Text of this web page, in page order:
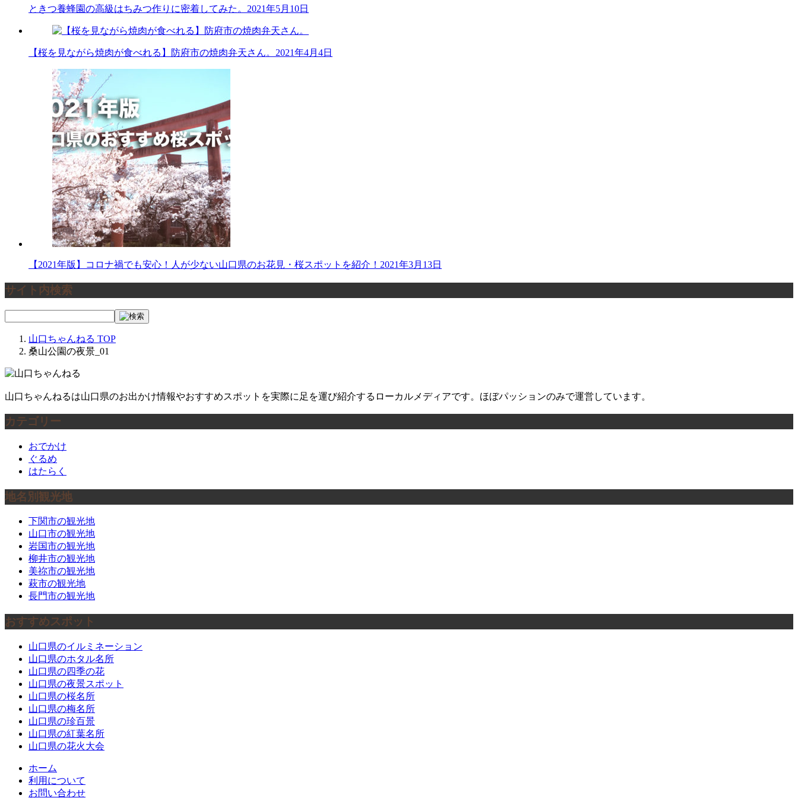
ときつ養蜂園の高級はちみつ作りに密着してみた。 2021年5月10日
【桜を見ながら焼肉が食べれる】防府市の焼肉弁天さん。 2021年4月4日
【2021年版】コロナ禍でも安心！人が少ない山口県のお花見・桜スポットを紹介！ 2021年3月13日
サイト内検索
山口ちゃんねる TOP
桑山公園の夜景_01
山口ちゃんねるは山口県のお出かけ情報やおすすめスポットを実際に足を運び紹介するローカルメディアです。ほぼパッションのみで運営しています。
カテゴリー
おでかけ
ぐるめ
はたらく
地名別観光地
下関市の観光地
山口市の観光地
岩国市の観光地
柳井市の観光地
美祢市の観光地
萩市の観光地
長門市の観光地
おすすめスポット
山口県のイルミネーション
山口県のホタル名所
山口県の四季の花
山口県の夜景スポット
山口県の桜名所
山口県の梅名所
山口県の珍百景
山口県の紅葉名所
山口県の花火大会
ホーム
利用について
お問い合わせ